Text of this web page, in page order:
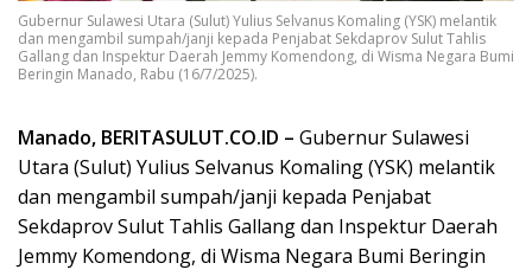
Gubernur Sulawesi Utara (Sulut) Yulius Selvanus Komaling (YSK) melantik
dan mengambil sumpah/janji kepada Penjabat Sekdaprov Sulut Tahlis
Gallang dan Inspektur Daerah Jemmy Komendong, di Wisma Negara Bumi
Beringin Manado, Rabu (16/7/2025).
Manado, BERITASULUT.CO.ID – Gubernur Sulawesi
Utara (Sulut) Yulius Selvanus Komaling (YSK) melantik
dan mengambil sumpah/janji kepada Penjabat
Sekdaprov Sulut Tahlis Gallang dan Inspektur Daerah
Jemmy Komendong, di Wisma Negara Bumi Beringin